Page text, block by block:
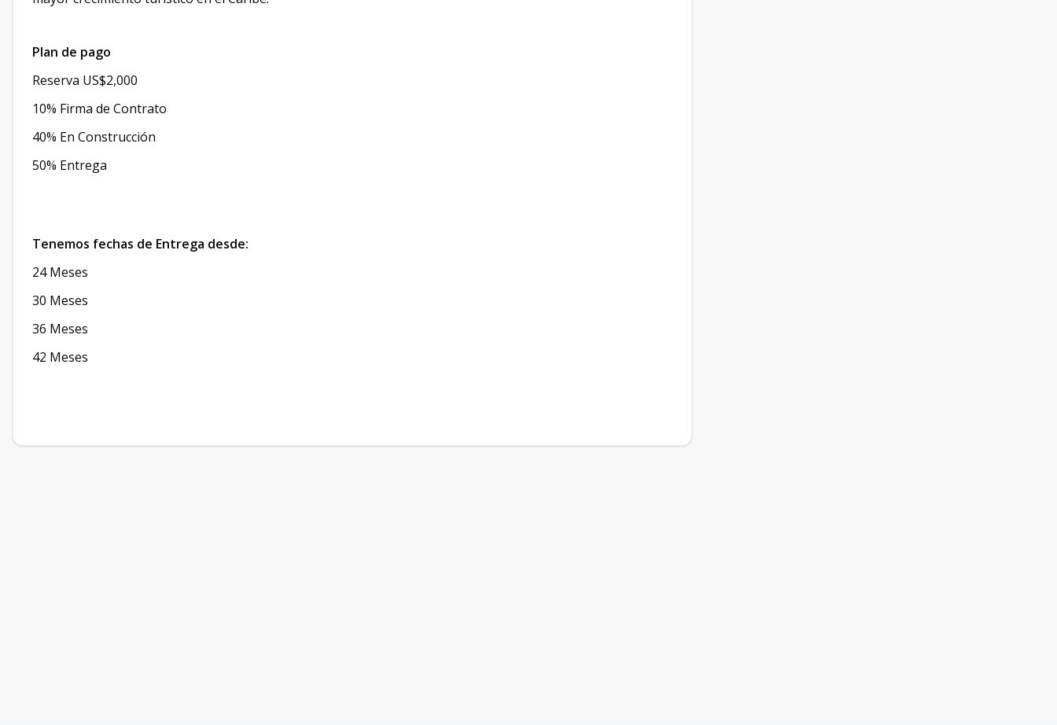
Plan de pago
Reserva US$2,000
10% Firma de Contrato
40% En Construcción
50% Entrega
Tenemos fechas de Entrega desde:
24 Meses
30 Meses
36 Meses
42 Meses